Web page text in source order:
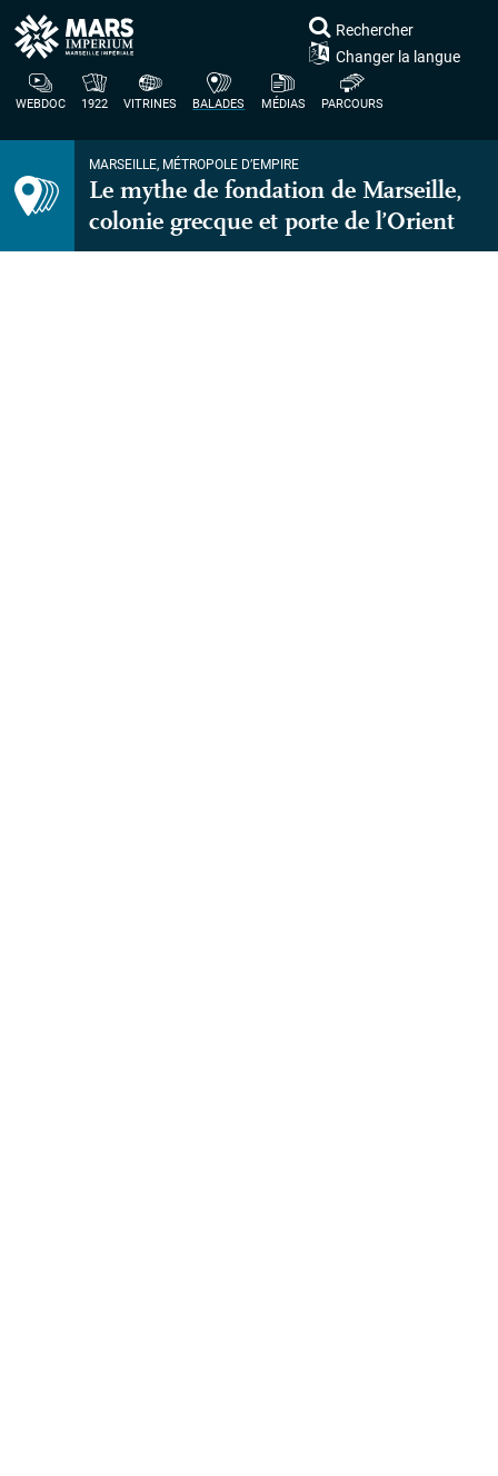
WEBDOC 1922 VITRINES BALADES MÉDIAS PARCOURS
Rechercher
Changer la langue
MARSEILLE, MÉTROPOLE D’EMPIRE
Le mythe de fondation de Marseille,
colonie grecque et porte de l’Orient